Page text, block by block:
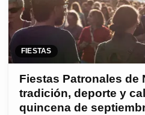
FIESTAS
Fiestas Patronales de
tradición, deporte y
quincena de